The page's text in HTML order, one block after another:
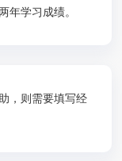
年学习成绩。
，则需要填写经